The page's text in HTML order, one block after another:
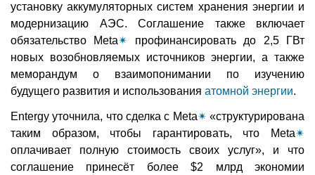
установку аккумуляторных систем хранения энергии и
модернизацию АЭС. Соглашение также включает
обязательство Meta✴ профинансировать до 2,5 ГВт
новых возобновляемых источников энергии, а также
меморандум о взаимопонимании по изучению
будущего развития и использования атомной энергии.
Entergy уточнила, что сделка с Meta✴ «структурирована
таким образом, чтобы гарантировать, что Meta✴
оплачивает полную стоимость своих услуг», и что
соглашение принесёт более $2 млрд экономии